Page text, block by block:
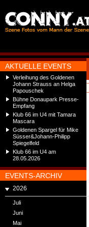
AKTUELLE EVENTS
Verleihung des Goldenen
Johann Strauss an Helga
Papouschek
Bühne Donaupark Presse-
Empfang
Klub 66 im U4 mit Tamara
Mascara
Goldenen Spargel für Mike
Süsser&Johann-Philipp
Spiegelfeld
Klub 66 im U4 am
28.05.2026
EVENTS-ARCHIV
2026
Juli
Juni
Mai